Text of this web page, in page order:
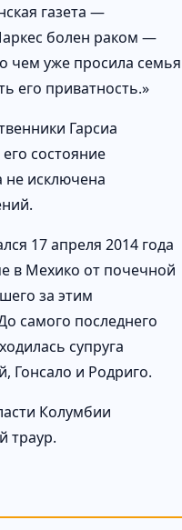
газета —
болен раком —
чем уже просила семья
его приватность.»
Гарсиа
состояние
не исключена
17 апреля 2014 года
в Мехико от почечной
за этим
самого последнего
супруга
Гонсало и Родриго.
Колумбии
траур.